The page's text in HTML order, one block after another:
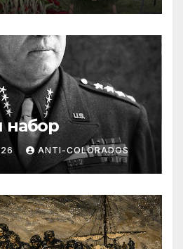
набор
ANTI-COLORADOS